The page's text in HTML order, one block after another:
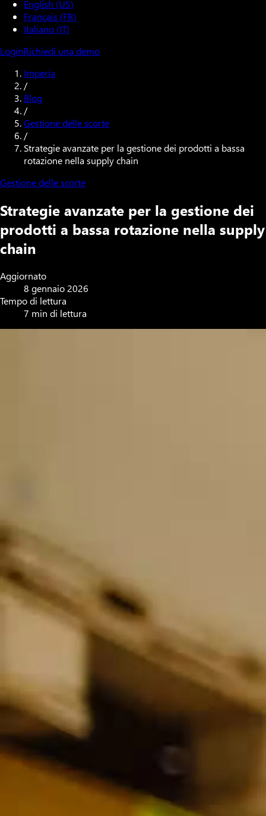
English (US)
Français (FR)
Italiano (IT)
LoginRichiedi una demo
Imperia
/
Blog
/
Gestione delle scorte
/
Strategie avanzate per la gestione dei prodotti a bassa
rotazione nella supply chain
Gestione delle scorte
Strategie avanzate per la gestione dei
prodotti a bassa rotazione nella supply
chain
Aggiornato
8 gennaio 2026
Tempo di lettura
7 min di lettura